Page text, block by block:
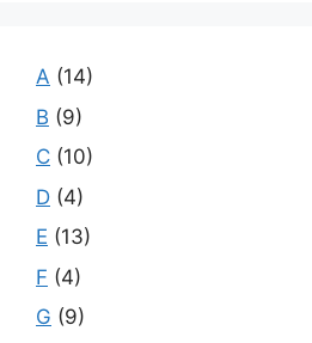
A (14)
B (9)
C (10)
D (4)
E (13)
F (4)
G (9)